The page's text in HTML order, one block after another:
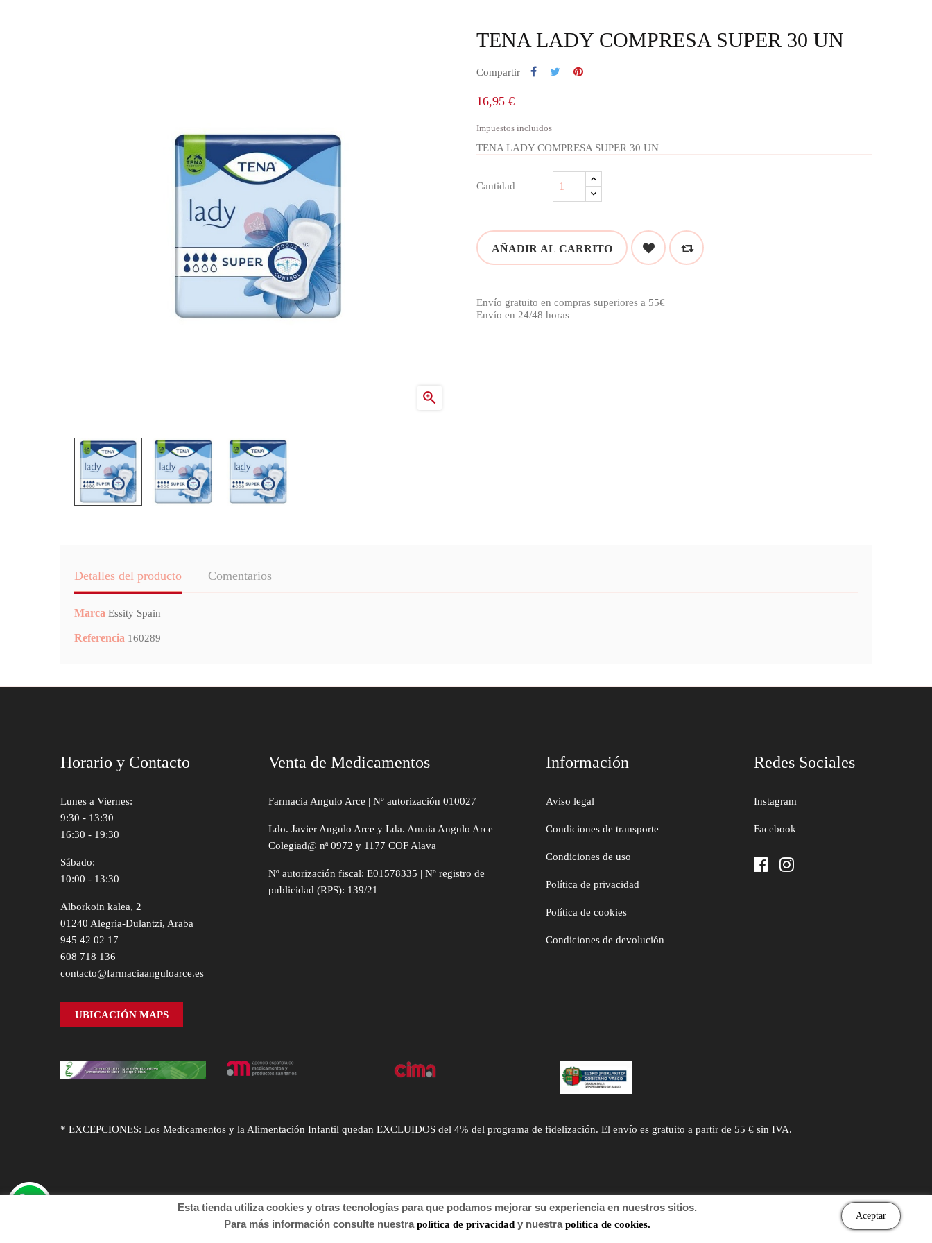

TENA LADY COMPRESA SUPER 30 UN
Compartir
16,95 €
Impuestos incluidos
TENA LADY COMPRESA SUPER 30 UN
Cantidad
AÑADIR AL CARRITO
Envío gratuito en compras superiores a 55€
Envío en 24/48 horas
Detalles del producto Comentarios
Marca Essity Spain
Referencia 160289
Horario y Contacto
Lunes a Viernes:
9:30 - 13:30
16:30 - 19:30
Sábado:
10:00 - 13:30
Alborkoin kalea, 2
01240 Alegria-Dulantzi, Araba
945 42 02 17
608 718 136
contacto@farmaciaanguloarce.es
UBICACIÓN MAPS
Venta de Medicamentos
Farmacia Angulo Arce | Nº autorización 010027
Ldo. Javier Angulo Arce y Lda. Amaia Angulo Arce |
Colegiad@ nª 0972 y 1177 COF Alava
Nº autorización fiscal: E01578335 | Nº registro de
publicidad (RPS): 139/21
Información
Aviso legal
Condiciones de transporte
Condiciones de uso
Política de privacidad
Política de cookies
Condiciones de devolución
Redes Sociales
Instagram
Facebook
* EXCEPCIONES: Los Medicamentos y la Alimentación Infantil quedan EXCLUIDOS del 4% del programa de fidelización. El envío es gratuito a partir de 55 € sin IVA.
Esta tienda utiliza cookies y otras tecnologías para que podamos mejorar su experiencia en nuestros sitios.
Para más información consulte nuestrapolítica de privacidad y nuestrapolítica de cookies.
Aceptar
DTD Soluciones. Derechos de autor 2022 Farmacia.